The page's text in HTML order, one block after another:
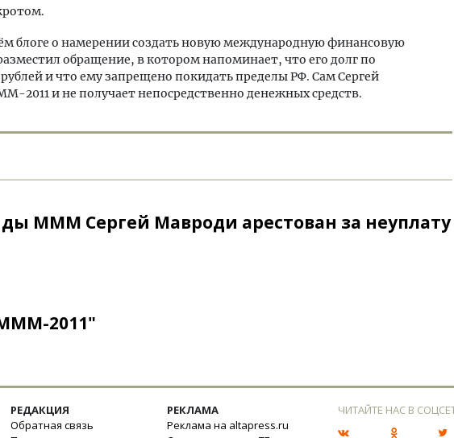
блоге о намерении создать новую международную финансовую
обращение, в котором напоминает, что его долг по
и что ему запрещено покидать пределы РФ. Сам Сергей
2011 и не получает непосредственно денежных средств.
МММ Сергей Мавроди арестован за неуплату
2011"
РЕДАКЦИЯ
Обратная связь
РЕКЛАМА
Реклама на altapress.ru
ЧИТАЙТЕ НАС В